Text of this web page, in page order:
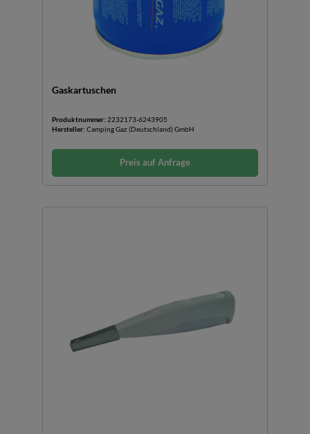
Gaskartuschen
Produktnummer: 2232173-6243905
Hersteller: Camping Gaz (Deutschland) GmbH
Preis auf Anfrage